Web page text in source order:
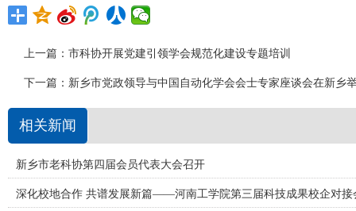
上一篇： 市科协开展党建引领学会规范化建设专题培训
下一篇： 新乡市党政领导与中国自动化学会会士专家座谈会在新乡
相关新闻
新乡市老科协第四届会员代表大会召开
深化校地合作 共谱发展新篇——河南工学院第三届科技成果校企对接